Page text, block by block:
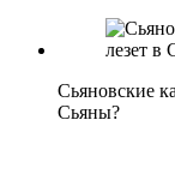
Сьяновские
Сьяны?